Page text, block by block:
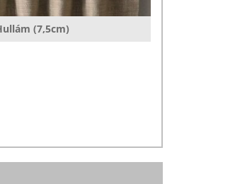
(7,5cm)